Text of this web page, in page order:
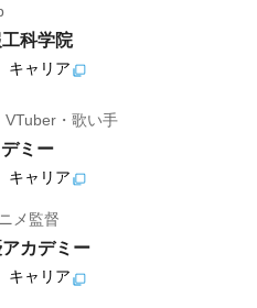
科学院
キャリア
VTuber・歌い手
ミー
キャリア
メ監督
カデミー
キャリア